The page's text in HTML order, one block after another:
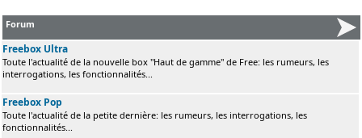
Forum
Freebox Ultra
Toute l'actualité de la nouvelle box "Haut de gamme" de Free: les rumeurs, les
interrogations, les fonctionnalités...
Freebox Pop
Toute l'actualité de la petite dernière: les rumeurs, les interrogations, les
fonctionnalités...